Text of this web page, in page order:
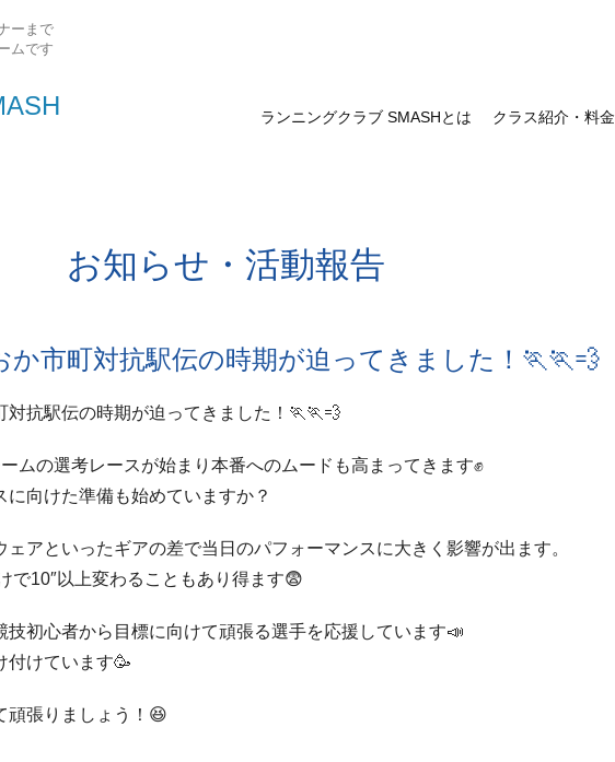
ランニングクラブ SMASHとは クラス紹介・料金
ーまで
ムです
お知らせ・活動報告
か市町対抗駅伝の時期が迫ってきました！🏃🏃💨
対抗駅伝の時期が迫ってきました！🏃🏃💨
ムの選考レースが始まり本番へのムードも高まってきます✊️
に向けた準備も始めていますか？
ェアといったギアの差で当日のパフォーマンスに大きく影響が出ます。
で10″以上変わることもあり得ます😨
技初心者から目標に向けて頑張る選手を応援しています📣
付けています🥳
頑張りましょう！😆